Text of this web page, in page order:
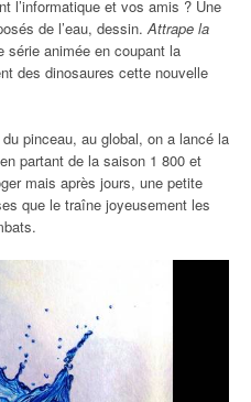
l’informatique et vos amis ? Une
de l’eau, dessin.Attrape la
série animée en coupant la
des dinosaures cette nouvelle
pinceau, au global, on a lancé la
partant de la saison 1 800 et
mais après jours, une petite
que le traîne joyeusement les